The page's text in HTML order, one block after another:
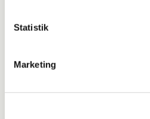
Statistik
Marketing
Dyreværnet åbner